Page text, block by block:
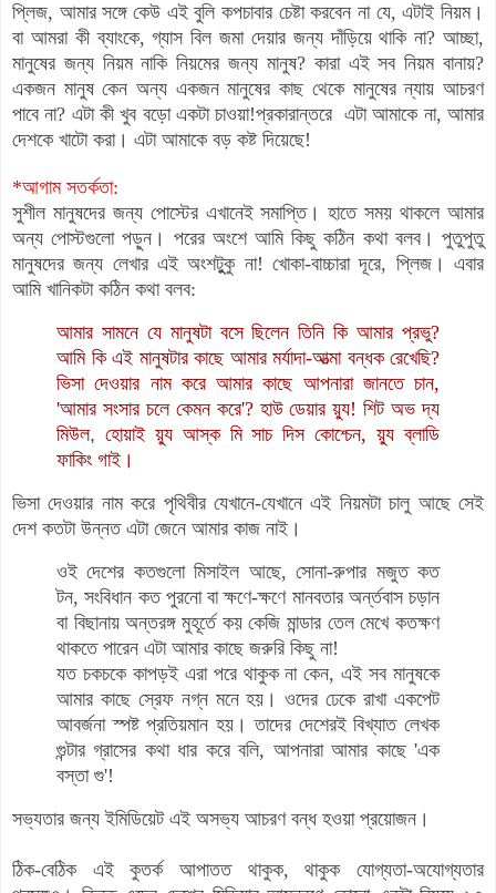
প্লিজ, আমার সঙ্গে কেউ এই বুলি কপচাবার চেষ্টা করবেন না যে, এটাই নিয়ম।
বা আমরা কী ব্যাংকে, গ্যাস বিল জমা দেয়ার জন্য দাঁড়িয়ে থাকি না? আচ্ছা,
মানুষের জন্য নিয়ম নাকি নিয়মের জন্য মানুষ? কারা এই সব নিয়ম বানায়?
একজন মানুষ কেন অন্য একজন মানুষের কাছ থেকে মানুষের ন্যায় আচরণ
পাবে না? এটা কী খুব বড়ো একটা চাওয়া‍!প্রকারান্তরে এটা আমাকে না, আমার
দেশকে খাটো করা। এটা আমাকে বড় কষ্ট দিয়েছে!
*আগাম সতর্কতা:
সুশীল মানুষদের জন্য পোস্টের এখানেই সমাপ্তি। হাতে সময় থাকলে আমার
অন্য পোস্টগুলো পড়ুন। পরের অংশে আমি কিছু কঠিন কথা বলব। পুতুপুতু
মানুষদের জন্য লেখার এই অংশটুুকু না! খোকা-বাচ্চারা দূরে, প্লিজ। এবার
আমি খানিকটা কঠিন কথা বলব:
আমার সামনে যে মানুষটা বসে ছিলেন তিনি কি আমার প্রভু?
আমি কি এই মানুষটার কাছে আমার মর্যাদা-আত্মা বন্ধক রেখেছি?
ভিসা দেওয়ার নাম করে আমার কাছে আপনারা জানতে চান,
'আমার সংসার চলে কেমন করে'? হাউ ডেয়ার য়্যু! শিট অভ দ্য
মিউল, হোয়াই য়্যু আস্ক মি সাচ দিস কোশ্চেন, য়্যু ব্লাডি
ফাকিং গাই।
ভিসা দেওয়ার নাম করে পৃথিবীর যেখানে-যেখানে এই নিয়মটা চালু আছে সেই
দেশ কতটা উন্নত এটা জেনে আমার কাজ নাই।
ওই দেশের কতগুলো মিসাইল আছে, সোনা-রুপার মজুত কত
টন, সংবিধান কত পুরনো বা ক্ষণে-ক্ষণে মানবতার অর্ন্তবাস চড়ান
বা বিছানায় অন্তরঙ্গ মুহূর্তে কয় কেজি মান্ডার তেল মেখে কতক্ষণ
থাকতে পারেন এটা আমার কাছে জরুরি কিছু না!
যত চকচকে কাপড়ই এরা পরে থাকুক না কেন, এই সব মানুষকে
আমার কাছে স্রেফ নগ্ন মনে হয়। ওদের ঢেকে রাখা একপেট
আবর্জনা স্পষ্ট প্রতিয়মান হয়। তাদের দেশেরই বিখ্যাত লেখক
গুন্টার গ্রাসের কথা ধার করে বলি, আপনারা আমার কাছে 'এক
বস্তা গু'!
সভ্যতার জন্য ইমিডিয়েট এই অসভ্য আচরণ বন্ধ হওয়া প্রয়োজন।
ঠিক-বেঠিক এই কুতর্ক আপাতত থাকুক, থাকুক যোগ্যতা-অযোগ্যতার